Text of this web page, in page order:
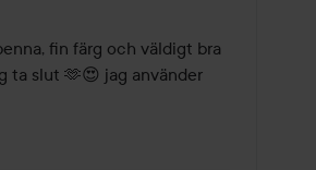
fin färg och väldigt bra
ta slut 🫶😍 jag använder